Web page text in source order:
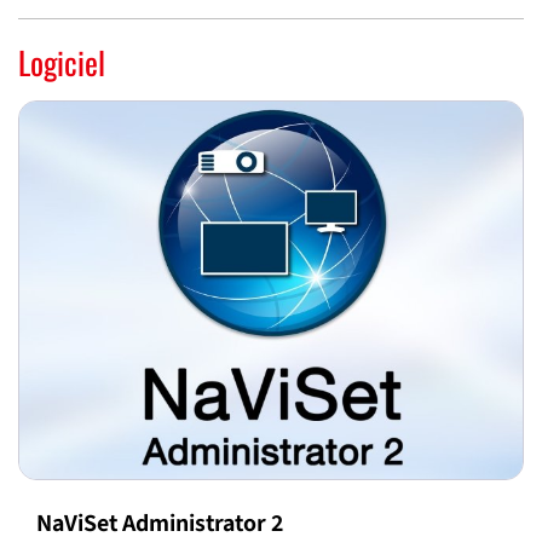
Logiciel
NaViSet Administrator 2